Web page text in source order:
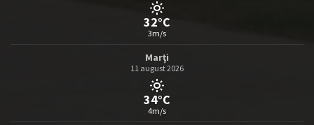
32°C
3m/s
Marţi
11 august 2026
34°C
4m/s